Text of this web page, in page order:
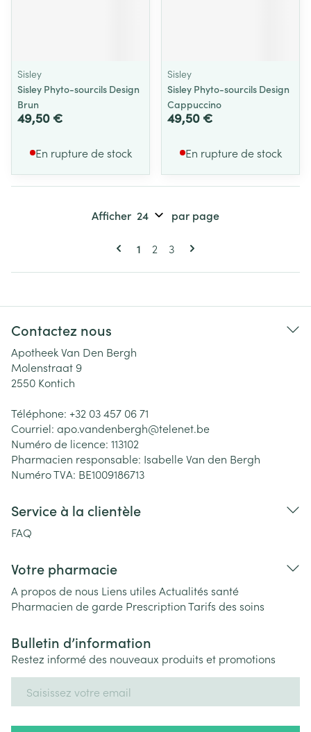
Sisley
Sisley Phyto-sourcils Design
Brun
49,50 €
En rupture de stock
Sisley
Sisley Phyto-sourcils Design
Cappuccino
49,50 €
En rupture de stock
Pages
Vous lisez actuellement la page
1 Page
2 Page
3
Afficher par page
Contactez nous
Apotheek Van Den Bergh
Molenstraat 9
2550 Kontich
Téléphone: +32 03 457 06 71
Courriel: apo.vandenbergh@telenet.be
Numéro de licence: 113102
Pharmacien responsable: Isabelle Van den Bergh
Numéro TVA: BE1009186713
Service à la clientèle
FAQ
Votre pharmacie
A propos de nous Liens utiles Actualités santé
Pharmacien de garde PrescriptionTarifs des soins
Bulletin d’information
Restez informé des nouveaux produits et promotions